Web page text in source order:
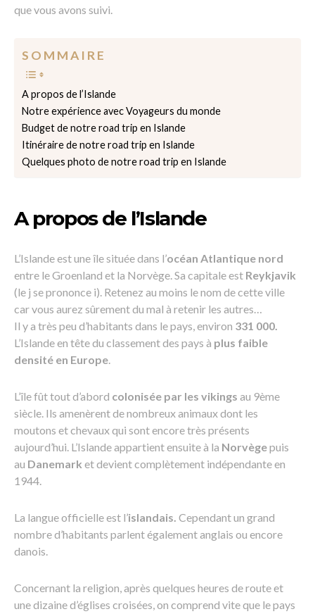
que vous avons suivi.
S O M M A I R E
A propos de l’Islande
Notre expérience avec Voyageurs du monde
Budget de notre road trip en Islande
Itinéraire de notre road trip en Islande
Quelques photo de notre road trip en Islande
A propos de l’Islande
L’Islande est une île située dans l’océan Atlantique nord
entre le Groenland et la Norvège. Sa capitale est Reykjavik
(le j se prononce i). Retenez au moins le nom de cette ville
car vous aurez sûrement du mal à retenir les autres…
Il y a très peu d’habitants dans le pays, environ 331 000.
L’Islande en tête du classement des pays à plus faible
densité en Europe.
L’île fût tout d’abord colonisée par les vikings au 9ème
siècle. Ils amenèrent de nombreux animaux dont les
moutons et chevaux qui sont encore très présents
aujourd’hui. L’Islande appartient ensuite à la Norvègepuis
au Danemark et devient complètement indépendante en
1944.
La langue officielle est l’islandais. Cependant un grand
nombre d’habitants parlent également anglais ou encore
danois.
Concernant la religion, après quelques heures de route et
une dizaine d’églises croisées, on comprend vite que le pays